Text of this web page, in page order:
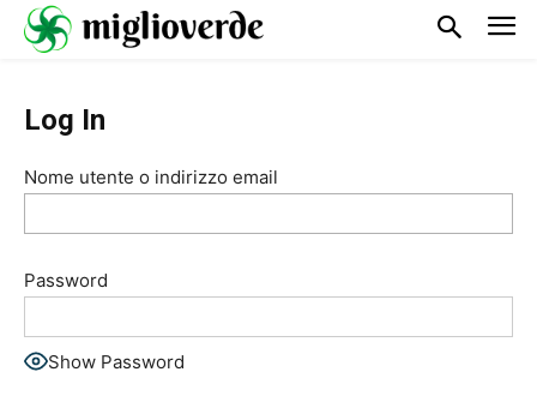
Log In
Nome utente o indirizzo email
Password
Show Password